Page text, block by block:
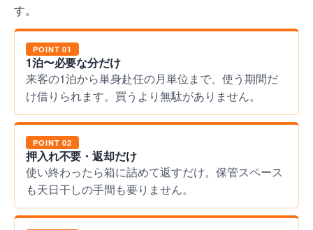
す。
POINT 01
1泊〜必要な分だけ
来客の1泊から単身赴任の月単位まで、使う期間だ
け借りられます。買うより無駄がありません。
POINT 02
押入れ不要・返却だけ
使い終わったら箱に詰めて返すだけ。保管スペース
も天日干しの手間も要りません。